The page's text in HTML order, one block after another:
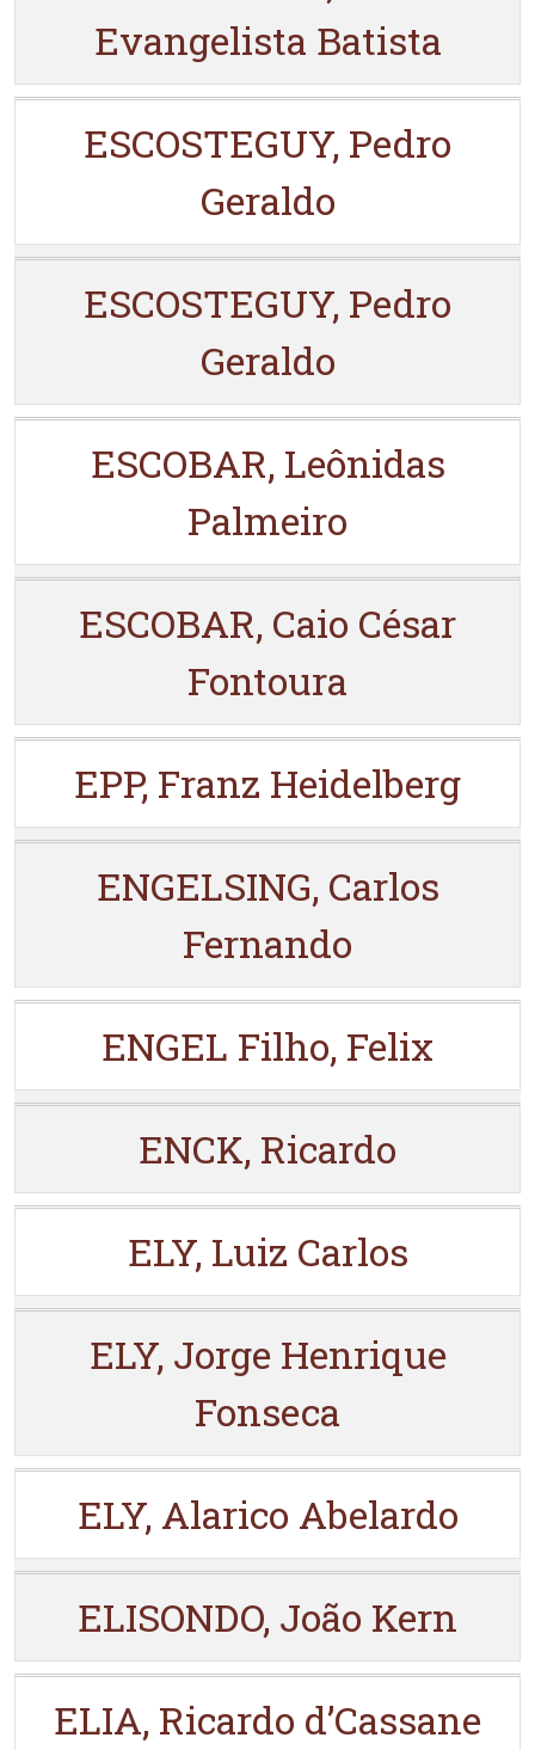
Evangelista Batista
ESCOSTEGUY, Pedro
Geraldo
ESCOSTEGUY, Pedro
Geraldo
ESCOBAR, Leônidas
Palmeiro
ESCOBAR, Caio César
Fontoura
EPP, Franz Heidelberg
ENGELSING, Carlos
Fernando
ENGEL Filho, Felix
ENCK, Ricardo
ELY, Luiz Carlos
ELY, Jorge Henrique
Fonseca
ELY, Alarico Abelardo
ELISONDO, João Kern
ELIA, Ricardo d’Cassane